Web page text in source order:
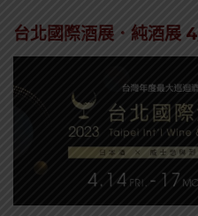
台北國際酒展．純酒展